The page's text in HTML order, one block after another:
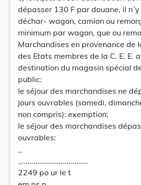
dépasser 130 F par douane, il
déchar- wagon, camion ou
minimum par wagon, que ou
Marchandises en provenance de
des Etats membres de la C. E. E.
destination du magasin spécial
public:
le séjour des marchandises ne
jours ouvrables (samedi,
non compris): exemption;
le séjour des marchandises
ouvrables:
_..................................
2249 po ur le t